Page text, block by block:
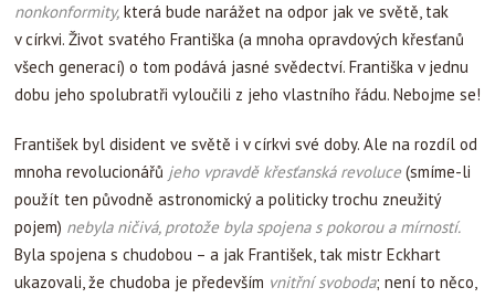
nonkonformity, která bude narážet na odpor jak ve světě, tak
v církvi. Život svatého Františka (a mnoha opravdových křesťanů
všech generací) o tom podává jasné svědectví. Františka v jednu
dobu jeho spolubratři vyloučili z jeho vlastního řádu. Nebojme se!
František byl disident ve světě i v církvi své doby. Ale na rozdíl od
mnoha revolucionářů jeho vpravdě křesťanská revoluce (smíme-li
použít ten původně astronomický a politicky trochu zneužitý
pojem) nebyla ničivá, protože byla spojena s pokorou a mírností.
Byla spojena s chudobou – a jak František, tak mistr Eckhart
ukazovali, že chudoba je především vnitřní svoboda; není to něco,